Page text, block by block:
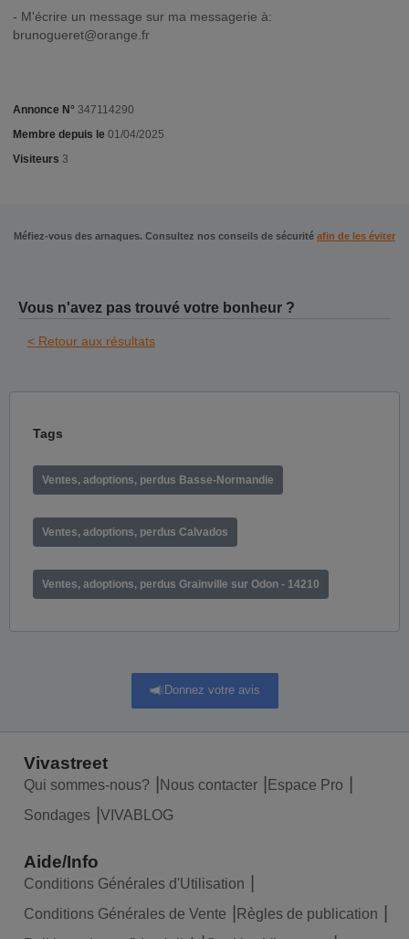
- M'écrire un message sur ma messagerie à:
brunogueret@orange.fr
Annonce N° 347114290
Membre depuis le 01/04/2025
Visiteurs 3
Méfiez-vous des arnaques. Consultez nos conseils de sécurité afin de les éviter
Vous n'avez pas trouvé votre bonheur ?
< Retour aux résultats
Tags
Ventes, adoptions, perdus Basse-Normandie
Ventes, adoptions, perdus Calvados
Ventes, adoptions, perdus Grainville sur Odon - 14210
Donnez votre avis
Vivastreet
Qui sommes-nous? Nous contacter
Espace Pro
Sondages
VIVABLOG
Aide/Info
Conditions Générales d'Utilisation
Conditions Générales de Vente
Règles de publication